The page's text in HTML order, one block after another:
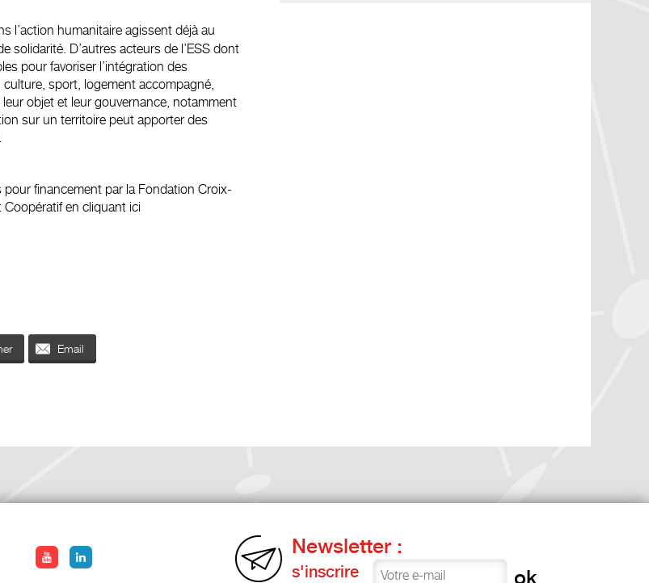
l’action humanitaire agissent déjà au
solidarité. D’autres acteurs de l’ESS dont
pour favoriser l’intégration des
sport, logement accompagné,
objet et leur gouvernance, notamment
sur un territoire peut apporter des
financement par la Fondation Croix-
en cliquant ici
Email
Newsletter :
s'inscrire